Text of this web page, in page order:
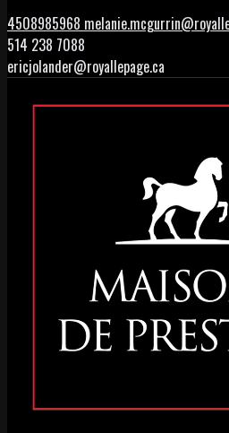
4508985968
514 238 7088
ericjolander@royallepage.ca